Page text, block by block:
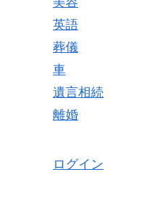
英語
葬儀
車
遺言相続
離婚
ログイン